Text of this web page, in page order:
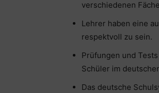
verschiedenen
Lehrer haben eine
respektvoll zu sein.
Prüfungen und
Schüler im
Das deutsche